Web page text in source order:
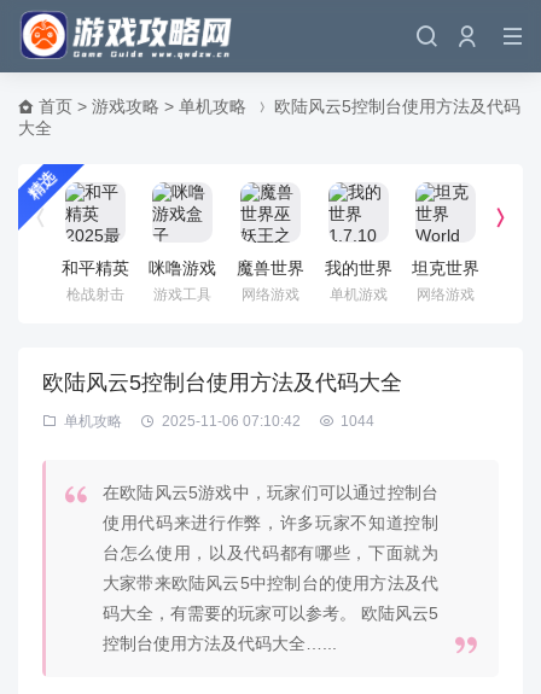
首页 > 游戏攻略 > 单机攻略
欧陆风云5控制台使用方法及代码
大全
精选
和平精英
2025最
枪战射击
咪噜游戏
盒子
游戏工具
魔兽世界
巫妖王之
网络游戏
我的世界
1.7.10电
单机游戏
坦克世界
World Of
网络游戏
欧陆风云5控制台使用方法及代码大全
单机攻略 2025-11-06 07:10:42 1044
在欧陆风云5游戏中，玩家们可以通过控制台
使用代码来进行作弊，许多玩家不知道控制
台怎么使用，以及代码都有哪些，下面就为
大家带来欧陆风云5中控制台的使用方法及代
码大全，有需要的玩家可以参考。 欧陆风云5
控制台使用方法及代码大全…...